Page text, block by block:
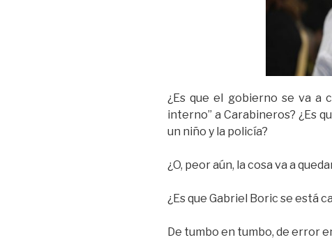
¿Es que el gobierno se va a
interno” a Carabineros? ¿Es
un niño y la policía?
¿O, peor aún, la cosa va a
¿Es que Gabriel Boric se está
De tumbo en tumbo, de error